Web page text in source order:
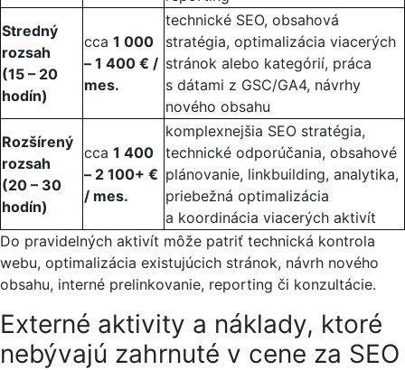
Stredný
rozsah
(15 – 20
hodín)
cca 1 000
– 1 400 € /
mes.
technické SEO, obsahová
stratégia, optimalizácia viacerých
stránok alebo kategórií, práca
s dátami z GSC/GA4, návrhy
nového obsahu
Rozšírený
rozsah
(20 – 30
hodín)
cca 1 400
– 2 100+ €
/ mes.
komplexnejšia SEO stratégia,
technické odporúčania, obsahové
plánovanie, linkbuilding, analytika,
priebežná optimalizácia
a koordinácia viacerých aktivít
Do pravidelných aktivít môže patriť technická kontrola
webu, optimalizácia existujúcich stránok, návrh nového
obsahu, interné prelinkovanie, reporting či konzultácie.
Externé aktivity a náklady, ktoré
nebývajú zahrnuté v cene za SEO